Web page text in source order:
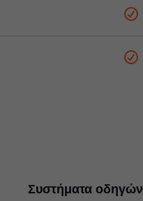
Συστήματα οδηγών